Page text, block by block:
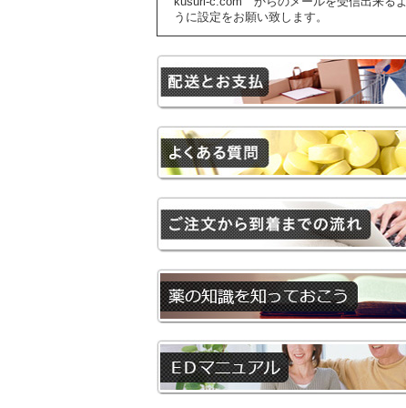
うに設定をお願い致します。